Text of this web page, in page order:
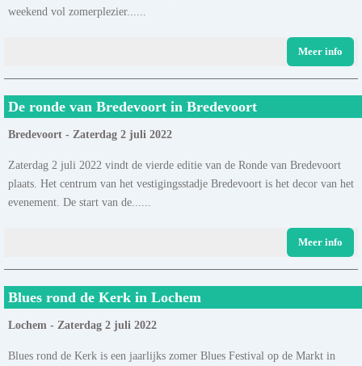
weekend vol zomerplezier......
Meer info
De ronde van Bredevoort in Bredevoort
Bredevoort - Zaterdag 2 juli 2022
Zaterdag 2 juli 2022 vindt de vierde editie van de Ronde van Bredevoort
plaats. Het centrum van het vestigingsstadje Bredevoort is het decor van het
evenement. De start van de......
Meer info
Blues rond de Kerk in Lochem
Lochem - Zaterdag 2 juli 2022
Blues rond de Kerk is een jaarlijks zomer Blues Festival op de Markt in